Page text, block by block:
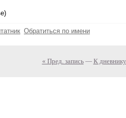
Обратиться по имени
« Пред. запись— К дневнику